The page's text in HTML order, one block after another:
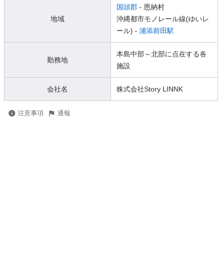
地域
国頭郡 - 恩納村
沖縄都市モノレール線(ゆいレ
ール) - 浦添前田駅
勤務地
本島中部～北部に点在する各
施設
会社名 株式会社Story LINNK
注意事項 通報